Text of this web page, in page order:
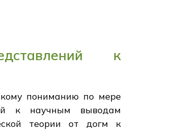
к
пониманию по мере
к научным выводам
теории от догм к